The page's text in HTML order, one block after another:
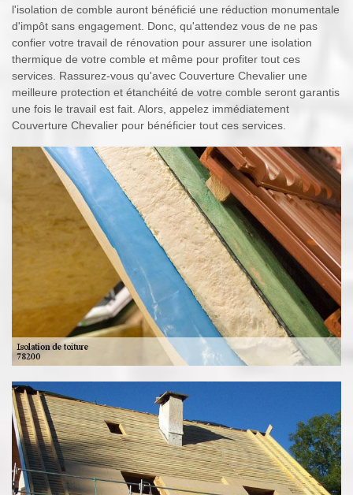
l'isolation de comble auront bénéficié une réduction monumentale
d'impôt sans engagement. Donc, qu'attendez vous de ne pas
confier votre travail de rénovation pour assurer une isolation
thermique de votre comble et même pour profiter tout ces
services. Rassurez-vous qu'avec Couverture Chevalier une
meilleure protection et étanchéité de votre comble seront garantis
une fois le travail est fait. Alors, appelez immédiatement
Couverture Chevalier pour bénéficier tout ces services.